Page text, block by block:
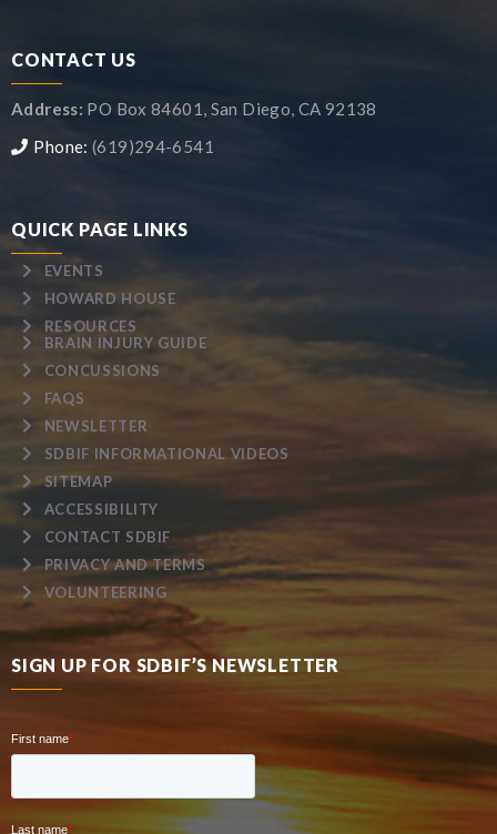
CONTACT US
Address: PO Box 84601, San Diego, CA 92138
Phone: (619)294-6541
QUICK PAGE LINKS
EVENTS
HOWARD HOUSE
RESOURCES
BRAIN INJURY GUIDE
CONCUSSIONS
FAQS
NEWSLETTER
SDBIF INFORMATIONAL VIDEOS
SITEMAP
ACCESSIBILITY
CONTACT SDBIF
PRIVACY AND TERMS
VOLUNTEERING
SIGN UP FOR SDBIF’S NEWSLETTER